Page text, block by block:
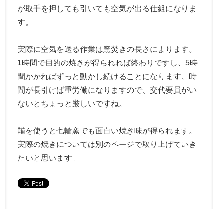
が取手を押しても引いても空気が出る仕組になりま
す。
実際に空気を送る作業は窯焚きの長さによります。
1時間で目的の焼きが得られれば終わりですし、5時
間かかればずっと動かし続けることになります。時
間が長引けば重労働になりますので、交代要員がい
ないとちょっと厳しいですね。
鞴を使うと七輪窯でも面白い焼き味が得られます。
実際の焼きについては別のページで取り上げていき
たいと思います。